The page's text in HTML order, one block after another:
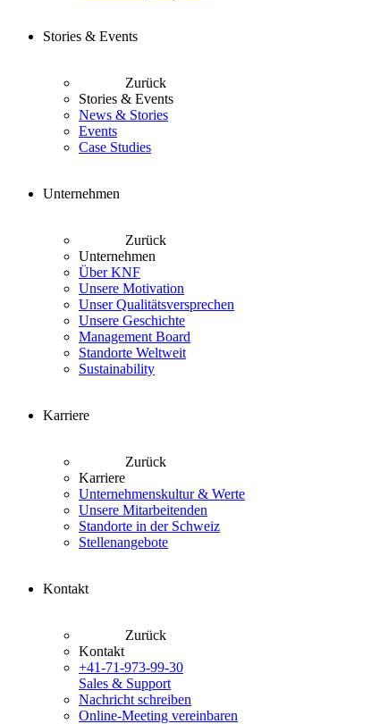
Stories & Events
Zurück
Stories & Events
News & Stories
Events
Case Studies
Unternehmen
Zurück
Unternehmen
Über KNF
Unsere Motivation
Unser Qualitätsversprechen
Unsere Geschichte
Management Board
Standorte Weltweit
Sustainability
Karriere
Zurück
Karriere
Unternehmenskultur & Werte
Unsere Mitarbeitenden
Standorte in der Schweiz
Stellenangebote
Kontakt
Zurück
Kontakt
+41-71-973-99-30
Sales & Support
Nachricht schreiben
Online-Meeting vereinbaren